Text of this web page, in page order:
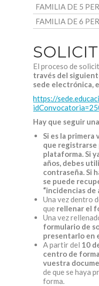
FAMILIA DE 5
FAMILIA DE 6
El proceso de
través del
sede electrónica,
https://
Hay que seguir
Si es la primera
que registrarse
plataforma.Si
años, debes
contraseña. Si
se puede
“incidencias de
Una vez dentro
que rellenar el
Una vez
formulario de
presentarlo en
A partir del 10
centro de
vuestra
de que se haya
forma.